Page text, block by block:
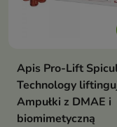
Apis Pro-Lift
Technology
Ampułki z DMAE i
biomimetyczną